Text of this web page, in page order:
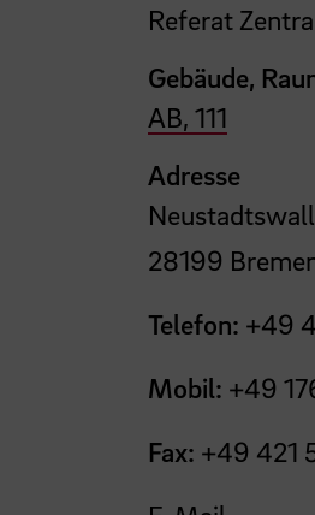
Referat
Gebäude,
AB, 111
Adresse
28199
Telefon: +49
Mobil: +49
Fax: +49 421